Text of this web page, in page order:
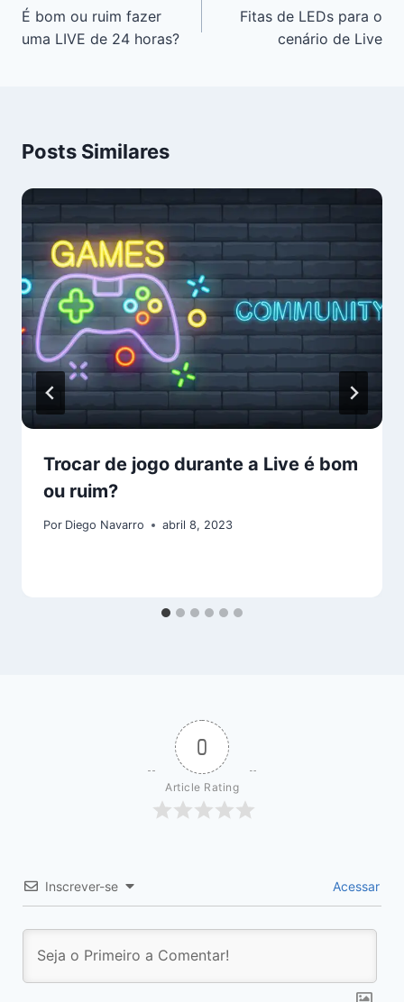
É bom ou ruim fazer
uma LIVE de 24 horas?
Fitas de LEDs para o
cenário de Live
Posts Similares
Trocar de jogo durante a Live é bom
ou ruim?
Por Diego Navarro abril 8, 2023
0
Article Rating
Inscrever-se Acessar